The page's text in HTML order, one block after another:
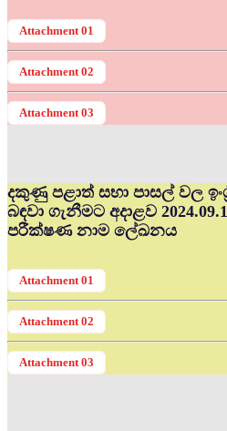
Attachment 01
Attachment 02
Attachment 03
දකුණු පළාත් සභා පාසල් වල
බඳවා ගැනීමට අදාළව
පරීක්ෂණ නාම ලේඛනය
Attachment 01
Attachment 02
Attachment 03